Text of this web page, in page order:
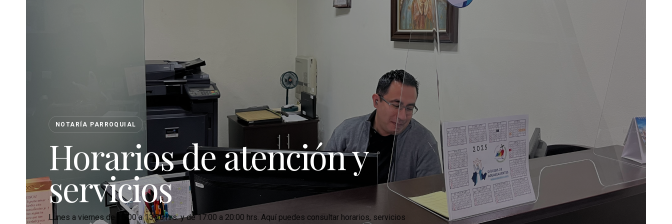
NOTARÍA PARROQUIAL
Horarios de atención y
servicios
Lunes a viernes de 10:00 a 13:00 hrs. y de 17:00 a 20:00 hrs. Aquí puedes consultar horarios, servicios